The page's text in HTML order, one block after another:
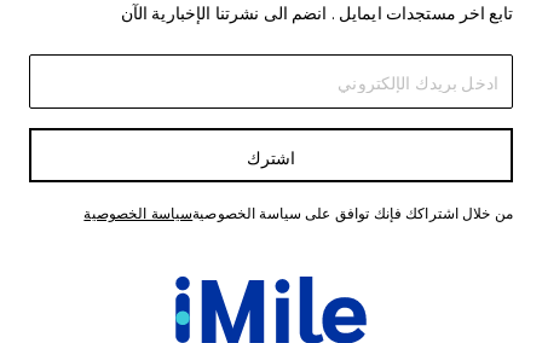
تابع اخر مستجدات ايمايل . انضم الى نشرتنا الإخبارية الآن
اشترك
من خلال اشتراكك فإنك توافق على سياسة الخصوصيةسياسة الخصوصية